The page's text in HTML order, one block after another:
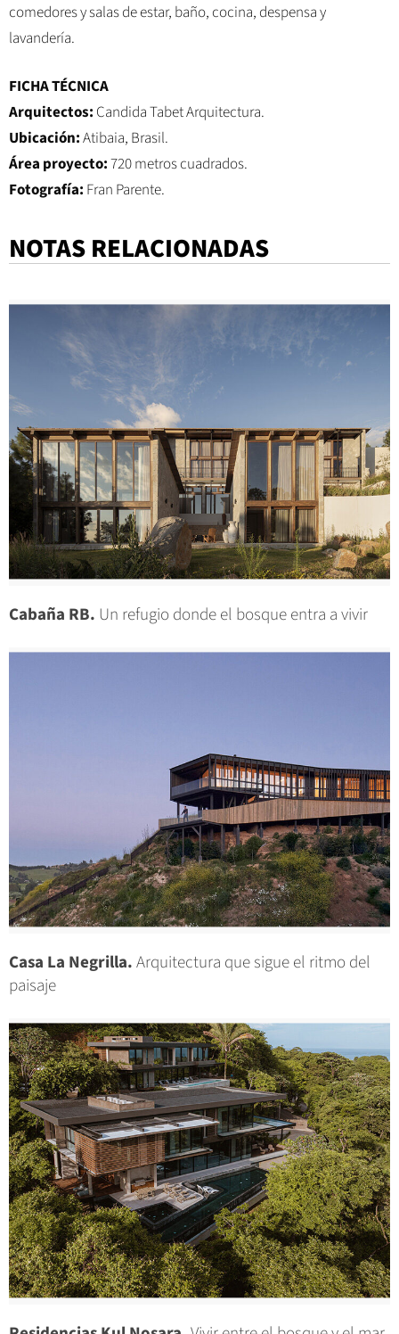
comedores y salas de estar, baño, cocina, despensa y
lavandería.
FICHA TÉCNICA
Arquitectos: Candida Tabet Arquitectura.
Ubicación:Atibaia, Brasil.
Área proyecto:720 metros cuadrados.
Fotografía: Fran Parente.
NOTAS RELACIONADAS
Cabaña RB. Un refugio donde el bosque entra a vivir
Casa La Negrilla.Arquitectura que sigue el ritmo del
paisaje